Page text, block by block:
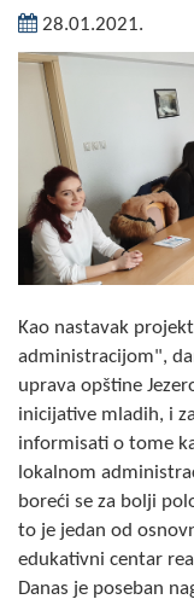
Zanimljivosti
Fotogalerija
O Načelniku
Zamjenik
Statut
Sastav
Službeni
28.01.2021.
Kao nastavak
administracijom",
uprava opštine
inicijative mladih, i
informisati o tome
lokalnom
boreći se za bolji
to je jedan od
edukativni centar
Danas je poseban